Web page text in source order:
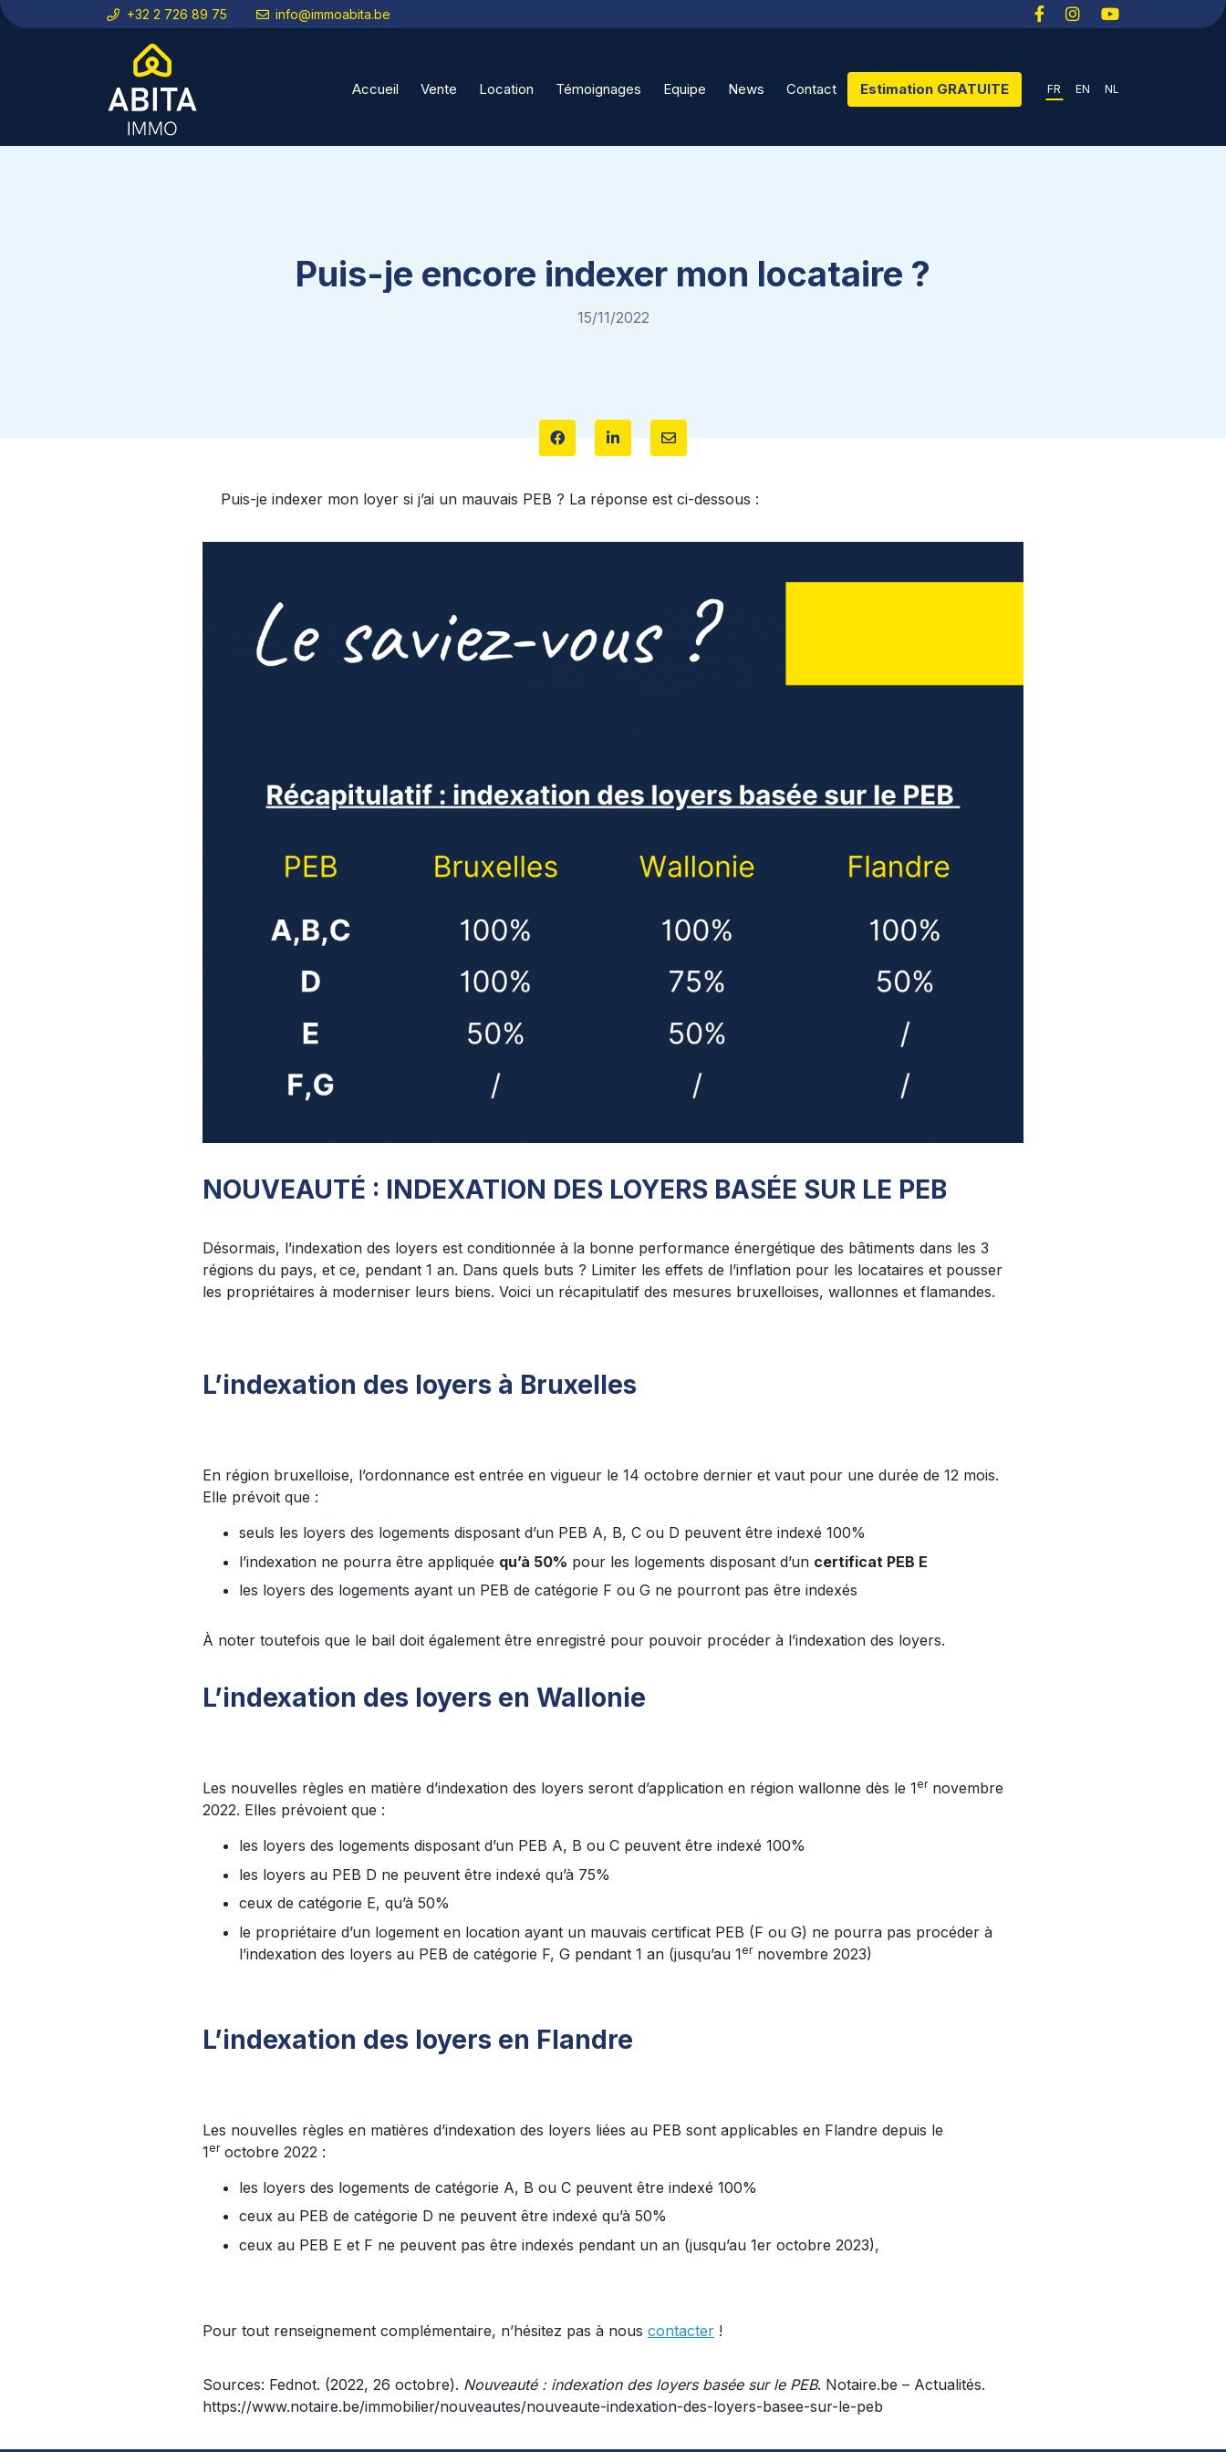
+32 2 726 89 75 info@immoabita.be
Accueil Vente Location Témoignages Equipe News Contact Estimation GRATUITE FR EN NL
Puis-je encore indexer mon locataire ?
15/11/2022
Puis-je indexer mon loyer si j’ai un mauvais PEB ? La réponse est ci-dessous :
NOUVEAUTÉ : INDEXATION DES LOYERS BASÉE SUR LE PEB
Désormais, l’indexation des loyers est conditionnée à la bonne performance énergétique des bâtiments dans les 3
régions du pays, et ce, pendant 1 an. Dans quels buts ? Limiter les effets de l’inflation pour les locataires et pousser
les propriétaires à moderniser leurs biens. Voici un récapitulatif des mesures bruxelloises, wallonnes et flamandes.
L’indexation des loyers à Bruxelles
En région bruxelloise, l’ordonnance est entrée en vigueur le 14 octobre dernier et vaut pour une durée de 12 mois.
Elle prévoit que :
seuls les loyers des logements disposant d’un PEB A, B, C ou D peuvent être indexé 100%
l’indexation ne pourra être appliquée qu’à 50% pour les logements disposant d’un certificat PEB E
les loyers des logements ayant un PEB de catégorie F ou G ne pourront pas être indexés
À noter toutefois que le bail doit également être enregistré pour pouvoir procéder à l’indexation des loyers.
L’indexation des loyers en Wallonie
Les nouvelles règles en matière d’indexation des loyers seront d’application en région wallonne dès le 1ernovembre
2022. Elles prévoient que :
les loyers des logements disposant d’un PEB A, B ou C peuvent être indexé 100%
les loyers au PEB D ne peuvent être indexé qu’à 75%
ceux de catégorie E, qu’à 50%
le propriétaire d’un logement en location ayant un mauvais certificat PEB (F ou G) ne pourra pas procéder à
l’indexation des loyers au PEB de catégorie F, G pendant 1 an (jusqu’au 1ernovembre 2023)
L’indexation des loyers en Flandre
Les nouvelles règles en matières d’indexation des loyers liées au PEB sont applicables en Flandre depuis le
1eroctobre 2022 :
les loyers des logements de catégorie A, B ou C peuvent être indexé 100%
ceux au PEB de catégorie D ne peuvent être indexé qu’à 50%
ceux au PEB E et F ne peuvent pas être indexés pendant un an (jusqu’au 1er octobre 2023),
Pour tout renseignement complémentaire, n’hésitez pas à nous contacter !
Sources: Fednot. (2022, 26 octobre). Nouveauté : indexation des loyers basée sur le PEB. Notaire.be – Actualités.
https://www.notaire.be/immobilier/nouveautes/nouveaute-indexation-des-loyers-basee-sur-le-peb